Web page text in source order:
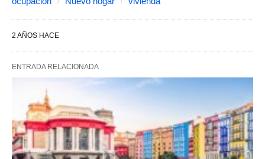
2 AÑOS HACE
ENTRADA RELACIONADA